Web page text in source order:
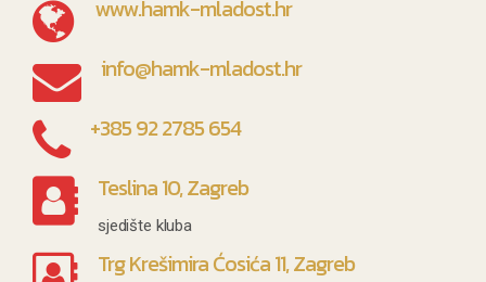
www.hamk-mladost.hr
info@hamk-mladost.hr
+385 92 2785 654
Teslina 10, Zagreb
sjedište kluba
Trg Krešimira Ćosića 11, Zagreb